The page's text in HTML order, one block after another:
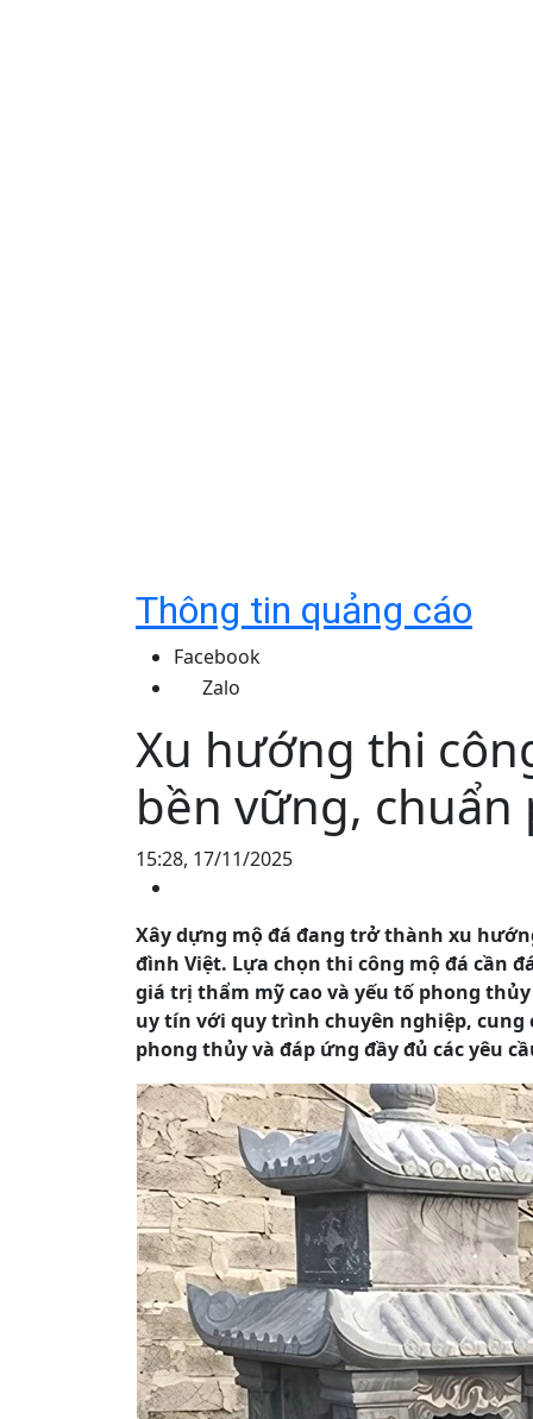
Thông tin quảng cáo
Facebook
Zalo
Xu hướng thi
bền vững,
15:28, 17/11/2025
Xây dựng mộ đá đang trở thành xu
đình Việt. Lựa chọn thi công mộ đá cần
giá trị thẩm mỹ cao và yếu tố phong
uy tín với quy trình chuyên nghiệp, cung
phong thủy và đáp ứng đầy đủ các yêu